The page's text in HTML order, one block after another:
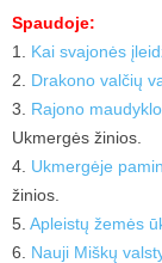
Spaudoje:
1. Kai svajonės
2. Drakono valčių
3. Rajono
Ukmergės žinios.
4. Ukmergėje
žinios.
5. Apleistų žemės
6. Nauji Miškų